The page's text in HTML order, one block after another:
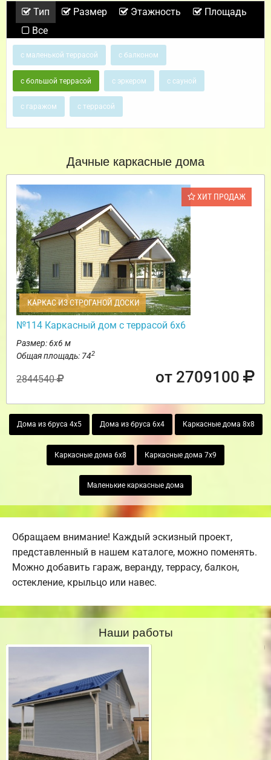
Тип Размер Этажность
Площадь
Все
с маленькой террасой с балконом
с большой террасой с эркером с сауной
с гаражом с террасой
Дачные каркасные дома
ХИТ ПРОДАЖ
КАРКАС ИЗ СТРОГАНОЙ ДОСКИ
№114 Каркасный дом с террасой 6х6
Размер: 6х6 м
Общая площадь: 742
2844540 от 2709100
Дома из бруса 4х5 Дома из бруса 6х4 Каркасные дома 8х8
Каркасные дома 6х8 Каркасные дома 7х9
Маленькие каркасные дома
Обращаем внимание! Каждый эскизный проект,
представленный в нашем каталоге, можно поменять.
Можно добавить гараж, веранду, террасу, балкон,
остекление, крыльцо или навес.
Наши работы